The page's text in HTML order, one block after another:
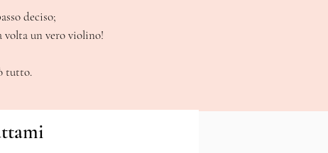
deciso;
volta un vero violino!
tutto.